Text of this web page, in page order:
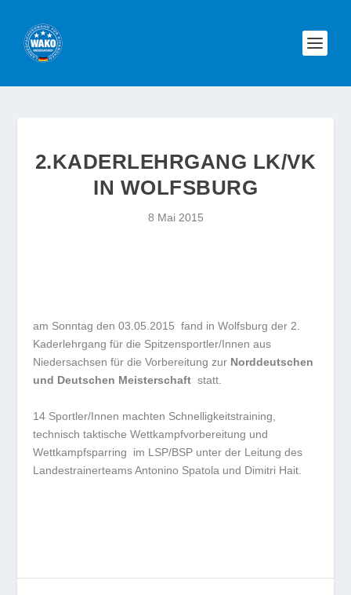
2.KADERLEHRGANG LK/VK
IN WOLFSBURG
8 Mai 2015
am Sonntag den 03.05.2015 fand in Wolfsburg der 2.
Kaderlehrgang für die Spitzensportler/Innen aus
Niedersachsen für die Vorbereitung zur Norddeutschen
und Deutschen Meisterschaft statt.
14 Sportler/Innen machten Schnelligkeitstraining,
technisch taktische Wettkampfvorbereitung und
Wettkampfsparring im LSP/BSP unter der Leitung des
Landestrainerteams Antonino Spatola und Dimitri Hait.